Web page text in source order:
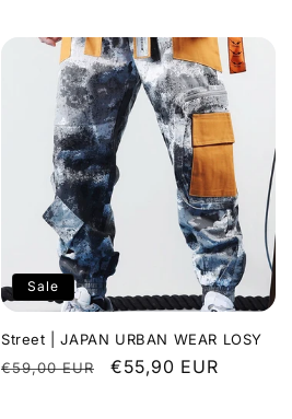
Sale
Street | JAPAN URBAN WEAR LOSY
Regular
€59,00 EUR
Sale
€55,90 EUR